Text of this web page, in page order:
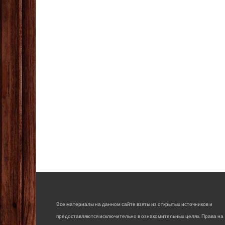
Все материалы на данном сайте взяты из открытых источников и
предоставляются исключительно в ознакомительных целях. Права на